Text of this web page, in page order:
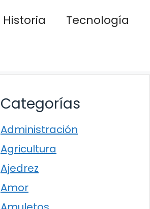
Historia
Tecnología
Categorías
Administración
Agricultura
Ajedrez
Amor